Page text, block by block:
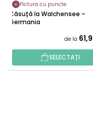
Pictura cu puncte
Căsuță la Walchensee –
Germania
de la
SELECTAȚI